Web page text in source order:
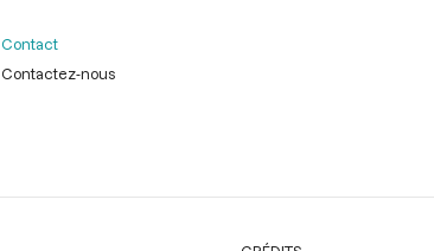
Contact
Contactez-nous